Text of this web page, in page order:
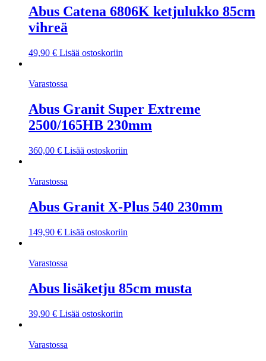
Abus Catena 6806K ketjulukko 85cm
vihreä
49,90 € Lisää ostoskoriin
Varastossa
Abus Granit Super Extreme
2500/165HB 230mm
360,00 € Lisää ostoskoriin
Varastossa
Abus Granit X-Plus 540 230mm
149,90 € Lisää ostoskoriin
Varastossa
Abus lisäketju 85cm musta
39,90 € Lisää ostoskoriin
Varastossa